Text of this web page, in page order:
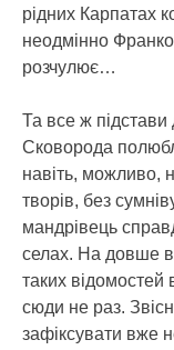
рідних Карпатах
неодмінно
розчулює…
Та все ж підстави
Сковорода
навіть, можливо,
творів, без
мандрівець
селах. На довше
таких
сюди не раз.
зафіксувати вже